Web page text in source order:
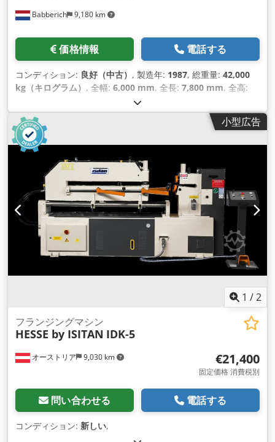
Babberich 9,180 km
価格情報 電話する
コンディション: 良好（中古） , 製造年: 1987, 総重量: 42,000
kg（キログラム） , 全幅: 6,000 mm, 全長: 7,800 mm, 全高:
小型広告
1 /2
オーストリア 9,030 km
フランジングマシン
HESSE by ISITAN IDK-5
€21,400
固定価格 消費税別
問い合わせる 電話する
コンディション: 新しい,